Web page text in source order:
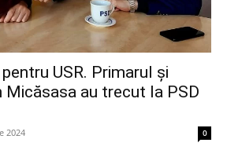
USR. Primarul și
Micăsasa au trecut la PSD
2024 0